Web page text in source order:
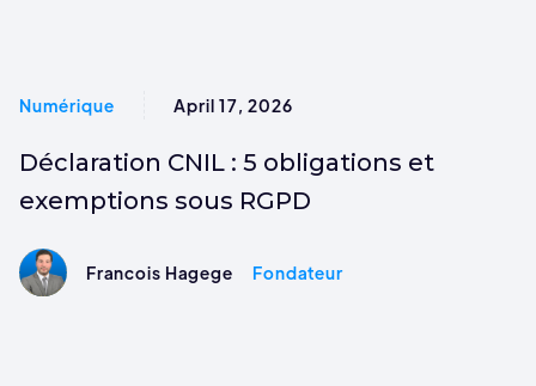
Numérique April 17, 2026
Déclaration CNIL : 5 obligations et
exemptions sous RGPD
Francois Hagege Fondateur